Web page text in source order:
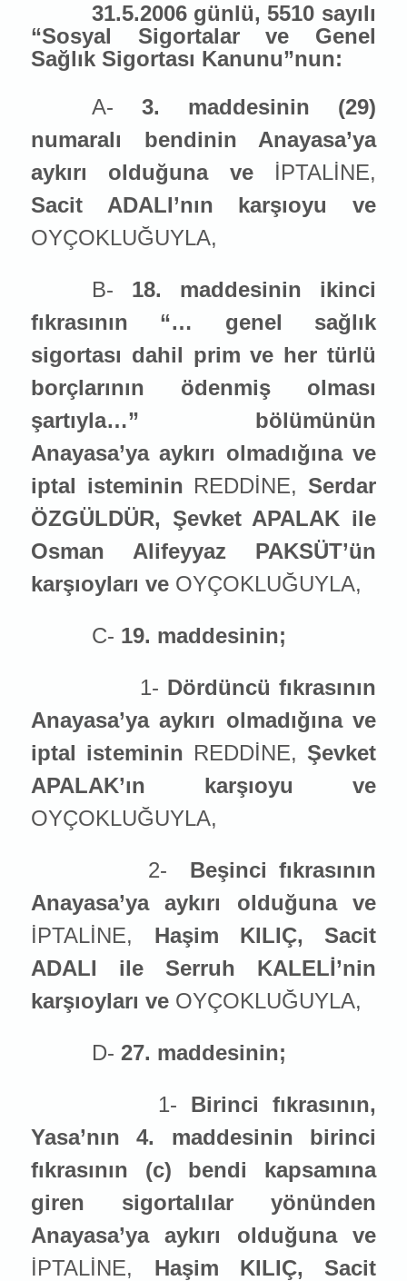
31.5.2006 günlü, 5510 sayılı
“Sosyal Sigortalar ve Genel
Sağlık Sigortası Kanunu”nun:
A- 3. maddesinin (29)
numaralı bendinin Anayasa’ya
aykırı olduğuna ve İPTALİNE,
Sacit ADALI’nın karşıoyu ve
OYÇOKLUĞUYLA,
B- 18. maddesinin ikinci
fıkrasının “… genel sağlık
sigortası dahil prim ve her türlü
borçlarının ödenmiş olması
şartıyla…” bölümünün
Anayasa’ya aykırı olmadığına ve
iptal isteminin REDDİNE, Serdar
ÖZGÜLDÜR, Şevket APALAK ile
Osman Alifeyyaz PAKSÜT’ün
karşıoyları ve OYÇOKLUĞUYLA,
C- 19. maddesinin;
1- Dördüncü fıkrasının
Anayasa’ya aykırı olmadığına ve
iptal isteminin REDDİNE, Şevket
APALAK’ın karşıoyu ve
OYÇOKLUĞUYLA,
2-
Beşinci fıkrasının
Anayasa’ya aykırı olduğuna ve
İPTALİNE, Haşim KILIÇ, Sacit
ADALI ile Serruh KALELİ’nin
karşıoyları ve OYÇOKLUĞUYLA,
D-27. maddesinin;
1- Birinci fıkrasının,
Yasa’nın 4. maddesinin birinci
fıkrasının (c) bendi kapsamına
giren sigortalılar yönünden
Anayasa’ya aykırı olduğuna ve
İPTALİNE, Haşim KILIÇ, Sacit